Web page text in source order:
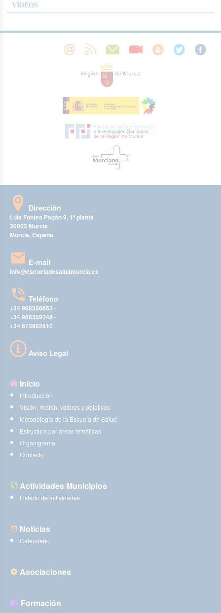
VÍDEOS
Dirección
Luis Fontes Pagán 9, 1ª planta
30003 Murcia
Murcia, España
E-mail
info@escueladesaludmurcia.es
Teléfono
+34 968356655 -
+34 968359348 -
+34 673992510
Aviso Legal
Inicio
Introducción
Visión, misión, valores y objetivos
Metodología de la Escuela de Salud
Estructura por áreas temáticas
Organigrama
Contacto
Actividades Municipios
Listado de actividades
Noticias
Calendario
Asociaciones
Formación